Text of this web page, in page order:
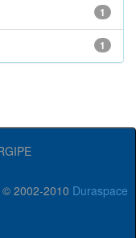
1
1
2002-2010 Duraspace